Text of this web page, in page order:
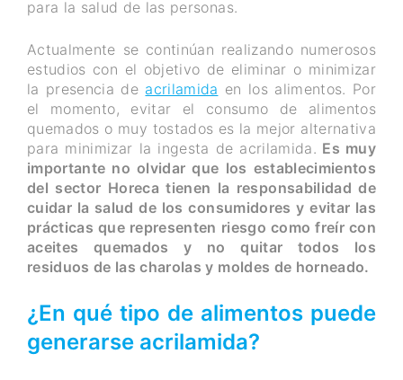
para la salud de las personas.
Actualmente se continúan realizando numerosos
estudios con el objetivo de eliminar o minimizar
la presencia de acrilamida en los alimentos. Por
el momento, evitar el consumo de alimentos
quemados o muy tostados es la mejor alternativa
para minimizar la ingesta de acrilamida. Es muy
importante no olvidar que los establecimientos
del sector Horeca tienen la responsabilidad de
cuidar la salud de los consumidores y evitar las
prácticas que representen riesgo como freír con
aceites quemados y no quitar todos los
residuos de las charolas y moldes de horneado.
¿En qué tipo de alimentos puede
generarse acrilamida?